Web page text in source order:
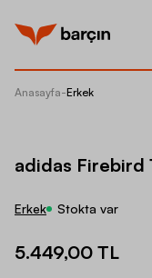
Anasayfa-Erkek
adidas Firebird
Erkek Stokta var
5.449,00 TL